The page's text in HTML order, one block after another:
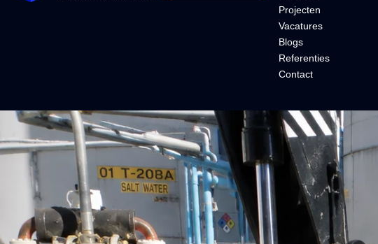
Projecten
Vacatures
Blogs
Referenties
Contact